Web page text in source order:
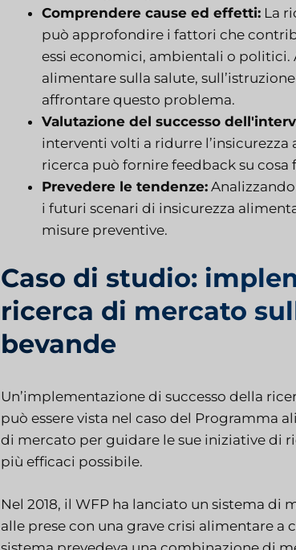
Comprendere cause ed effetti: La
può approfondire i fattori che
essi economici, ambientali o politici.
alimentare sulla salute,
affrontare questo problema.
Valutazione del successo
interventi volti a ridurre
ricerca può fornire feedback su
Prevedere le tendenze:
i futuri scenari di insicurezza
misure preventive.
Caso di studio:
ricerca di mercato
bevande
Un’implementazione di successo della
può essere vista nel caso del Programma
di mercato per guidare le sue iniziative di
più efficaci possibile.
Nel 2018, il WFP ha lanciato un sistema di
alle prese con una grave crisi alimentare